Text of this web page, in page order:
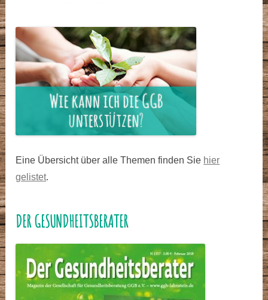
Eine Übersicht über alle Themen finden Sie hier
gelistet.
DER GESUNDHEITSBERATER